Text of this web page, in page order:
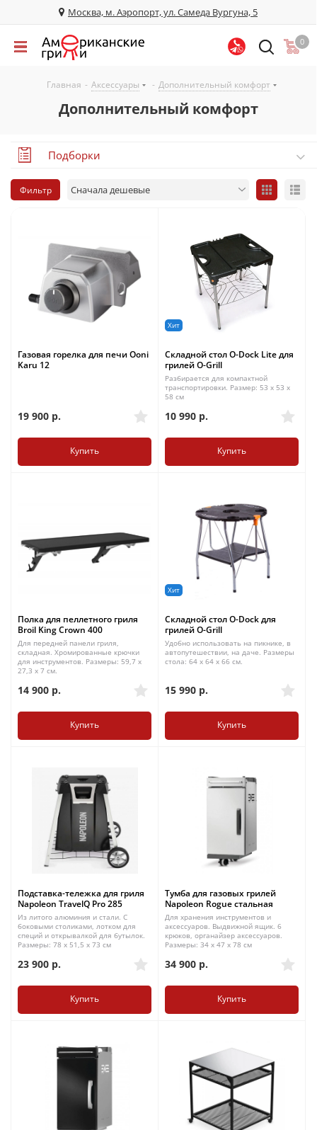
Москва, м. Аэропорт, ул. Самеда Вургуна, 5
0
Главная - Аксессуары - Дополнительный комфорт
Дополнительный комфорт
Подборки
Фильтр
Газовая горелка для печи Ooni
Karu 12
19 900 р.
Купить
Хит
Складной стол O-Dock Lite для
грилей O-Grill
Разбирается для компактной
транспортировки. Размер: 53 x 53 x
58 см
10 990 р.
Купить
Полка для пеллетного гриля
Broil King Crown 400
Для передней панели гриля,
складная. Хромированные крючки
для инструментов. Размеры: 59,7 x
27,3 x 7 см.
14 900 р.
Купить
Хит
Складной стол O-Dock для
грилей O-Grill
Удобно использовать на пикнике, в
автопутешествии, на даче. Размеры
стола: 64 x 64 x 66 см.
15 990 р.
Купить
Подставка-тележка для гриля
Napoleon TravelQ Pro 285
Из литого алюминия и стали. С
боковыми столиками, лотком для
специй и открывалкой для бутылок.
Размеры: 78 х 51,5 х 73 см
23 900 р.
Купить
Тумба для газовых грилей
Napoleon Rogue стальная
Для хранения инструментов и
аксессуаров. Выдвижной ящик. 6
крюков, органайзер аксессуаров.
Размеры: 34 х 47 х 78 см
34 900 р.
Купить